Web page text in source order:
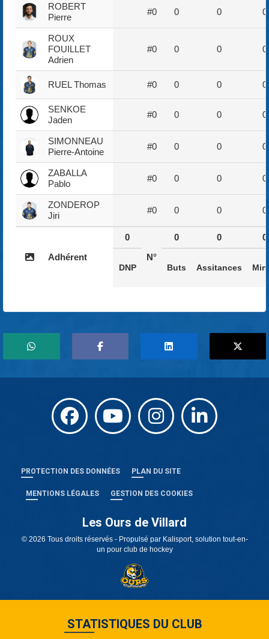
ROBERT
Pierre
#0 0 0 0
ROUX
FOUILLET
Adrien
#0 0 0 0
RUEL Thomas #0 0 0 0
SENKOE
Jaden
#0 0 0 0
SIMONNEAU
Pierre-Antoine
#0 0 0 0
ZABALLA
Pablo
#0 0 0 0
ZONDEROP
Jiri
#0 0 0 0
Adhérent
0
N°
0 0 0
DNP Buts Assitances
PROTECTION DES DONNÉES PLAN DU SITE
MENTIONS LÉGALES GESTION DES COOKIES
Les Ours de Villard
© 2026 Tous droits réservés - Propulsé par Kalisport, solution tout-en-
un pour club de hockey
STATISTIQUES DU CLUB